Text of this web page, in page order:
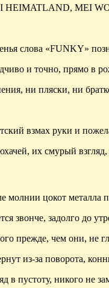
HEIMATLAND, MEI
слова «FUNKY»
и точно, прямо в
ни пляски, ни
взмах руки и
, их смурый
молнии цокот металла
звонче, задолго до
прежде, чем они, не
из-за поворота,
в пустоту, никого не